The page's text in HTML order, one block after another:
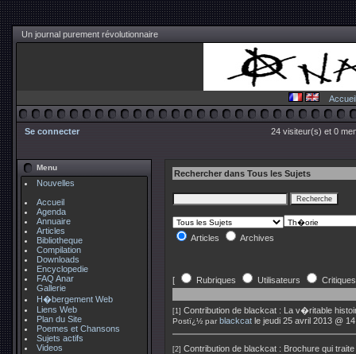
Un journal purement révolutionnaire
Accueil
Se connecter 24 visiteur(s) et 0
Menu
Nouvelles
Accueil
Agenda
Annuaire
Articles
Bibliotheque
Compilation
Downloads
Encyclopedie
FAQ Anar
Gallerie
H�bergement Web
Liens Web
Plan du Site
Poemes et Chansons
Sujets actifs
Videos
Rechercher dans Tous les Sujets
Articles Archives
[ Rubriques Utilisateurs
[1] Contribution de blackcat : La v�ritable
Postï¿½ par blackcat le jeudi 25 avril 2013 @
[2] Contribution de blackcat : Brochure qui